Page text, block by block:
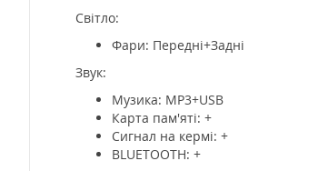
Світло:
Фари: Передні+Задні
Звук:
Музика: MP3+USB
Карта пам'яті: +
Сигнал на кермі: +
BLUETOOTH: +